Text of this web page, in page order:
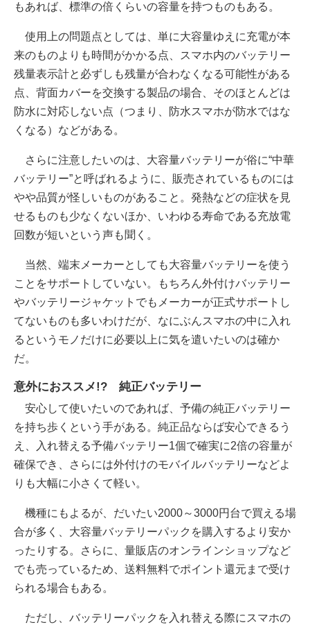
もあれば、標準の倍くらいの容量を持つものもある。
使用上の問題点としては、単に大容量ゆえに充電が本
来のものよりも時間がかかる点、スマホ内のバッテリー
残量表示計と必ずしも残量が合わなくなる可能性がある
点、背面カバーを交換する製品の場合、そのほとんどは
防水に対応しない点（つまり、防水スマホが防水ではな
くなる）などがある。
さらに注意したいのは、大容量バッテリーが俗に“中華
バッテリー”と呼ばれるように、販売されているものには
やや品質が怪しいものがあること。発熱などの症状を見
せるものも少なくないほか、いわゆる寿命である充放電
回数が短いという声も聞く。
当然、端末メーカーとしても大容量バッテリーを使う
ことをサポートしていない。もちろん外付けバッテリー
やバッテリージャケットでもメーカーが正式サポートし
てないものも多いわけだが、なにぶんスマホの中に入れ
るというモノだけに必要以上に気を遣いたいのは確か
だ。
意外におススメ!? 純正バッテリー
安心して使いたいのであれば、予備の純正バッテリー
を持ち歩くという手がある。純正品ならば安心できるう
え、入れ替える予備バッテリー1個で確実に2倍の容量が
確保でき、さらには外付けのモバイルバッテリーなどよ
りも大幅に小さくて軽い。
機種にもよるが、だいたい2000～3000円台で買える場
合が多く、大容量バッテリーパックを購入するより安か
ったりする。さらに、量販店のオンラインショップなど
でも売っているため、送料無料でポイント還元まで受け
られる場合もある。
ただし、バッテリーパックを入れ替える際にスマホの